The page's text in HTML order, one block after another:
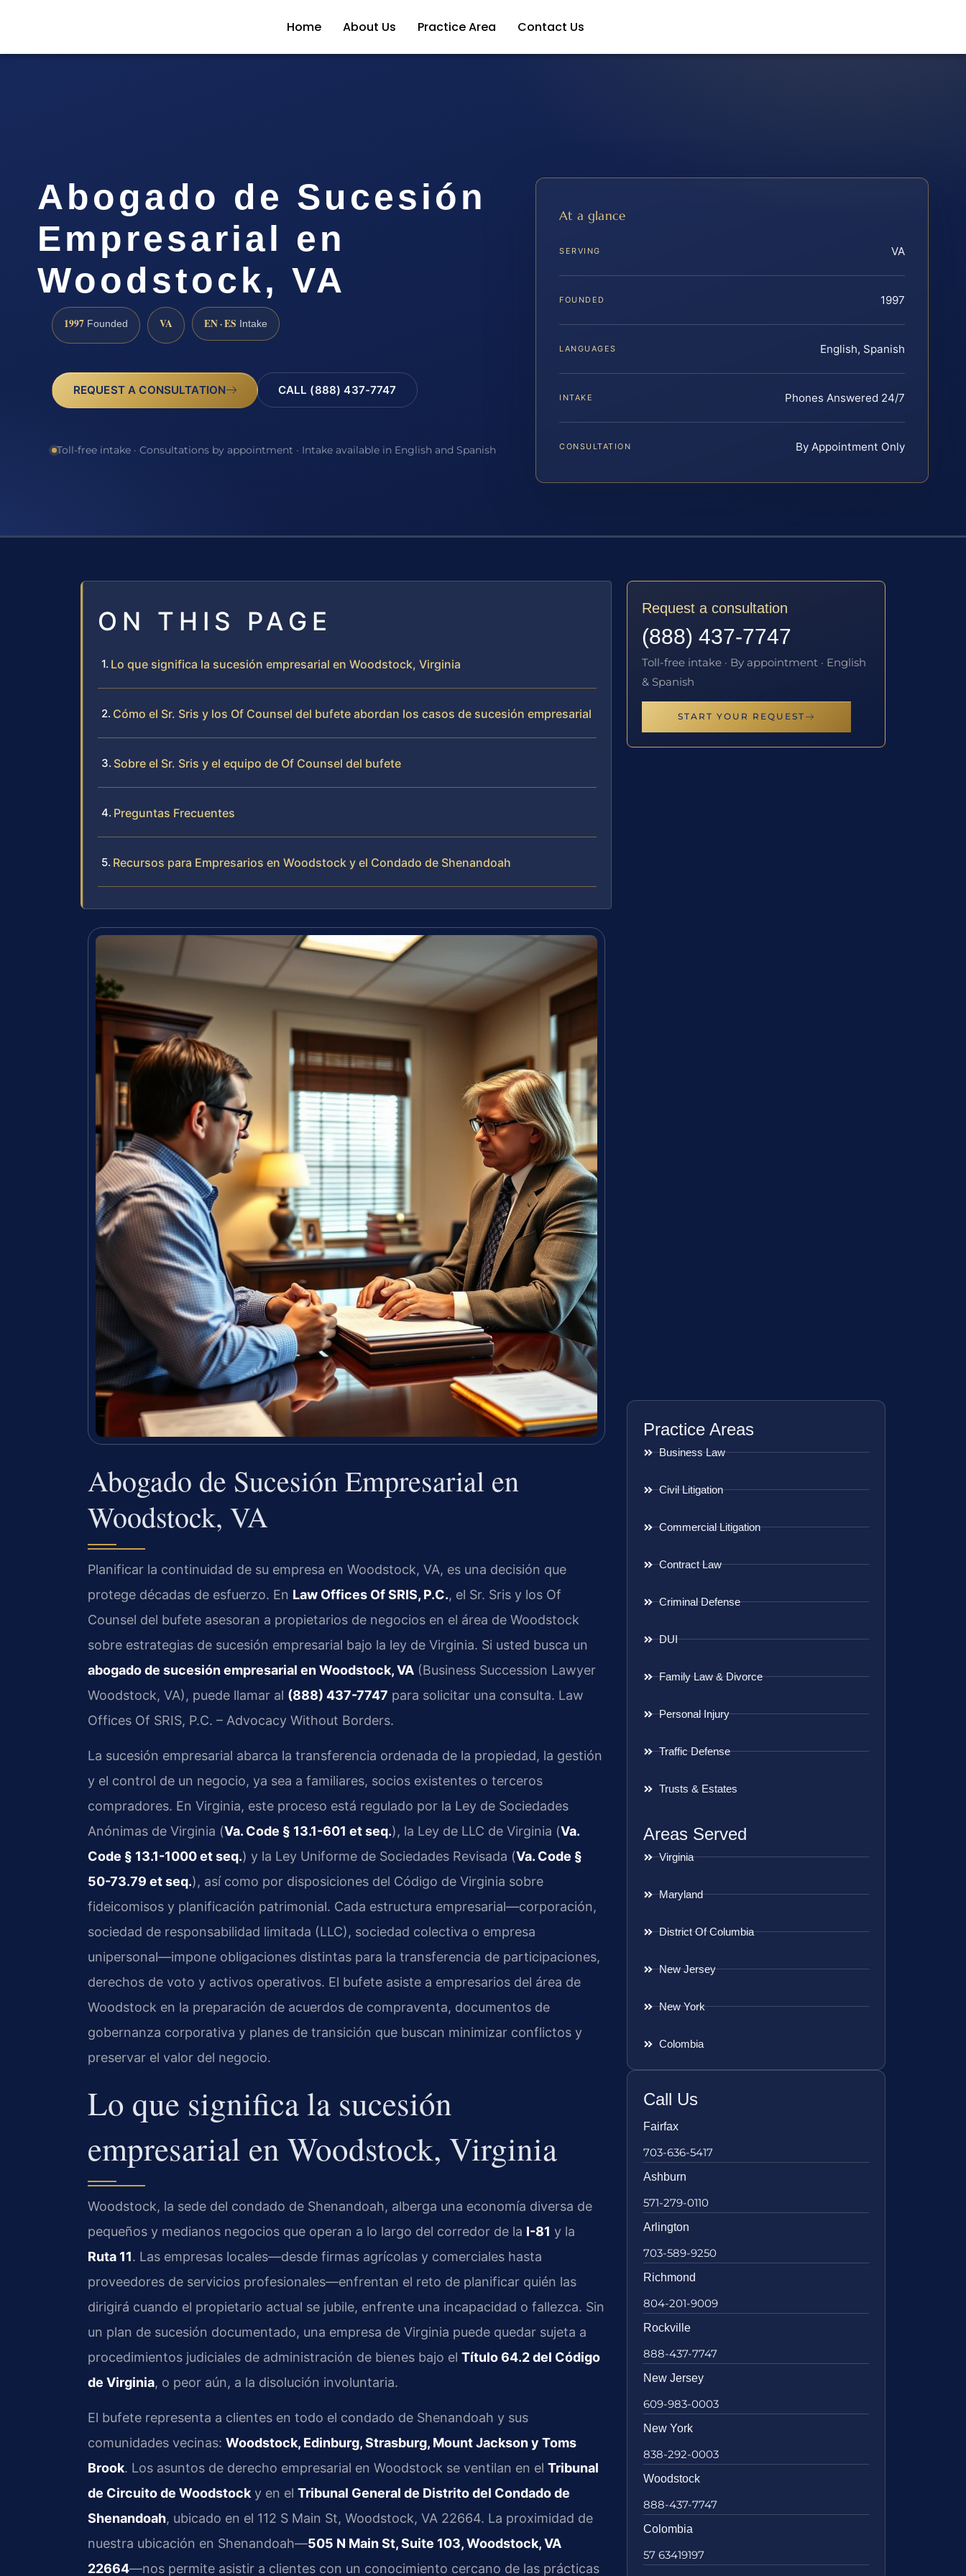
Home About Us Practice Area Contact Us
Abogado de Sucesión
Empresarial en
Woodstock, VA
1997 Founded VA EN · ES Intake
REQUEST A CONSULTATION CALL (888) 437-7747
Toll-free intake · Consultations by appointment · Intake available in English and Spanish
At a glance
SERVING VA
FOUNDED 1997
LANGUAGES English, Spanish
INTAKE Phones Answered 24/7
CONSULTATION By Appointment Only
ON THIS PAGE
Lo que significa la sucesión empresarial en Woodstock, Virginia
Cómo el Sr. Sris y los Of Counsel del bufete abordan los casos de sucesión empresarial
Sobre el Sr. Sris y el equipo de Of Counsel del bufete
Preguntas Frecuentes
Recursos para Empresarios en Woodstock y el Condado de Shenandoah
Abogado de Sucesión Empresarial en
Woodstock, VA
Planificar la continuidad de su empresa en Woodstock, VA, es una decisión que
protege décadas de esfuerzo. En Law Offices Of SRIS, P.C., el Sr. Sris y los Of
Counsel del bufete asesoran a propietarios de negocios en el área de Woodstock
sobre estrategias de sucesión empresarial bajo la ley de Virginia. Si usted busca un
abogado de sucesión empresarial en Woodstock, VA (Business Succession Lawyer
Woodstock, VA), puede llamar al (888) 437-7747 para solicitar una consulta. Law
Offices Of SRIS, P.C. – Advocacy Without Borders.
La sucesión empresarial abarca la transferencia ordenada de la propiedad, la gestión
y el control de un negocio, ya sea a familiares, socios existentes o terceros
compradores. En Virginia, este proceso está regulado por la Ley de Sociedades
Anónimas de Virginia (Va. Code § 13.1-601 et seq.), la Ley de LLC de Virginia (Va.
Code § 13.1-1000 et seq.) y la Ley Uniforme de Sociedades Revisada (Va. Code §
50-73.79 et seq.), así como por disposiciones del Código de Virginia sobre
fideicomisos y planificación patrimonial. Cada estructura empresarial—corporación,
sociedad de responsabilidad limitada (LLC), sociedad colectiva o empresa
unipersonal—impone obligaciones distintas para la transferencia de participaciones,
derechos de voto y activos operativos. El bufete asiste a empresarios del área de
Woodstock en la preparación de acuerdos de compraventa, documentos de
gobernanza corporativa y planes de transición que buscan minimizar conflictos y
preservar el valor del negocio.
Lo que significa la sucesión
empresarial en Woodstock, Virginia
Woodstock, la sede del condado de Shenandoah, alberga una economía diversa de
pequeños y medianos negocios que operan a lo largo del corredor de la I-81 y la
Ruta 11. Las empresas locales—desde firmas agrícolas y comerciales hasta
proveedores de servicios profesionales—enfrentan el reto de planificar quién las
dirigirá cuando el propietario actual se jubile, enfrente una incapacidad o fallezca. Sin
un plan de sucesión documentado, una empresa de Virginia puede quedar sujeta a
procedimientos judiciales de administración de bienes bajo el Título 64.2 del Código
de Virginia, o peor aún, a la disolución involuntaria.
El bufete representa a clientes en todo el condado de Shenandoah y sus
comunidades vecinas: Woodstock, Edinburg, Strasburg, Mount Jackson y Toms
Brook. Los asuntos de derecho empresarial en Woodstock se ventilan en el Tribunal
de Circuito de Woodstocky en el Tribunal General de Distrito del Condado de
Shenandoah, ubicado en el 112 S Main St, Woodstock, VA 22664. La proximidad de
nuestra ubicación en Shenandoah—505 N Main St, Suite 103, Woodstock, VA
22664—nos permite asistir a clientes con un conocimiento cercano de las prácticas
Request a consultation
(888) 437-7747
Toll-free intake · By appointment · English
& Spanish
START YOUR REQUEST
Practice Areas
Business Law
Civil Litigation
Commercial Litigation
Contract Law
Criminal Defense
DUI
Family Law & Divorce
Personal Injury
Traffic Defense
Trusts & Estates
Areas Served
Virginia
Maryland
District Of Columbia
New Jersey
New York
Colombia
Call Us
Fairfax
703-636-5417
Ashburn
571-279-0110
Arlington
703-589-9250
Richmond
804-201-9009
Rockville
888-437-7747
New Jersey
609-983-0003
New York
838-292-0003
Woodstock
888-437-7747
Colombia
57 63419197